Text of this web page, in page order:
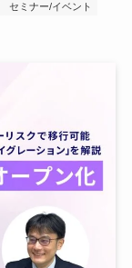
セミナー/イベント